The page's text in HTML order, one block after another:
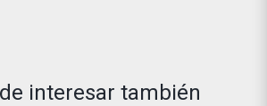
interesar también